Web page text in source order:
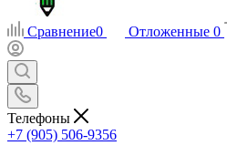
Сравнение0 Отложенные 0
Телефоны
+7 (905) 506-9356